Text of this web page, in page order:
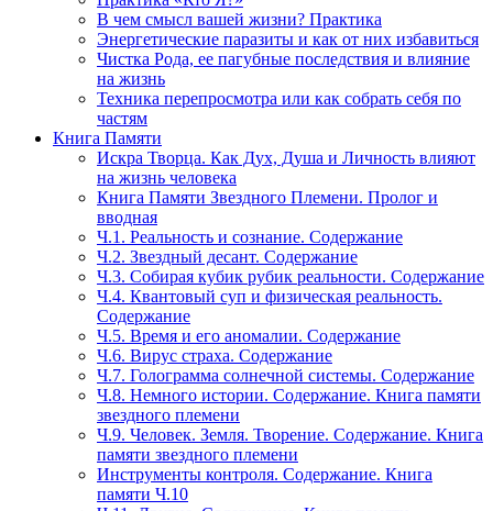
В чем смысл вашей жизни? Практика
Энергетические паразиты и как от них избавиться
Чистка Рода, ее пагубные последствия и влияние
на жизнь
Техника перепросмотра или как собрать себя по
частям
Книга Памяти
Искра Творца. Как Дух, Душа и Личность влияют
на жизнь человека
Книга Памяти Звездного Племени. Пролог и
вводная
Ч.1. Реальность и сознание. Содержание
Ч.2. Звездный десант. Содержание
Ч.3. Собирая кубик рубик реальности. Содержание
Ч.4. Квантовый суп и физическая реальность.
Содержание
Ч.5. Время и его аномалии. Содержание
Ч.6. Вирус страха. Содержание
Ч.7. Голограмма солнечной системы. Содержание
Ч.8. Немного истории. Содержание. Книга памяти
звездного племени
Ч.9. Человек. Земля. Творение. Содержание. Книга
памяти звездного племени
Инструменты контроля. Содержание. Книга
памяти Ч.10